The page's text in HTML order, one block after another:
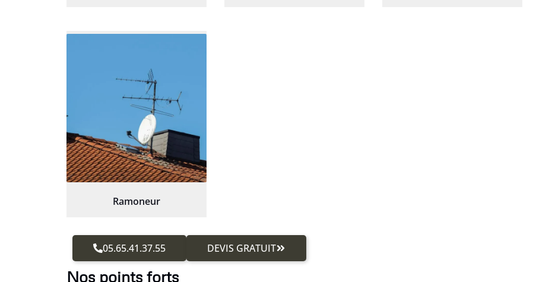
Ramoneur
05.65.41.37.55 DEVIS GRATUIT
Nos points forts